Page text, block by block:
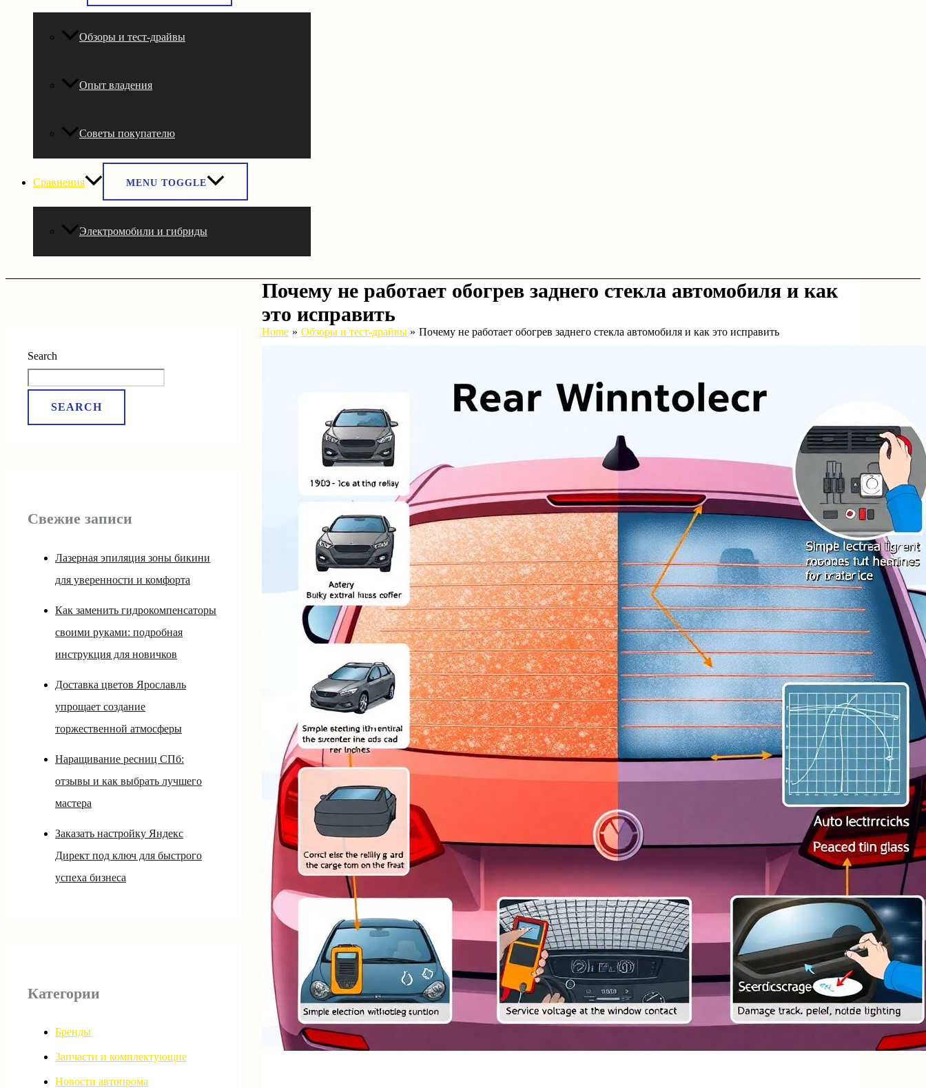
Обзоры и тест-драйвы
Опыт владения
Советы покупателю
Сравнения MENU TOGGLE
Электромобили и гибриды
Search
SEARCH
Свежие записи
Лазерная эпиляция зоны бикини
для уверенности и комфорта
Как заменить гидрокомпенсаторы
своими руками: подробная
инструкция для новичков
Доставка цветов Ярославль
упрощает создание
торжественной атмосферы
Наращивание ресниц СПб:
отзывы и как выбрать лучшего
мастера
Заказать настройку Яндекс
Директ под ключ для быстрого
успеха бизнеса
Категории
Бренды
Запчасти и комплектующие
Новости автопрома
Почему не работает обогрев заднего стекла автомобиля и как
это исправить
Home Обзоры и тест-драйвы Почему не работает обогрев заднего стекла автомобиля и как это исправить